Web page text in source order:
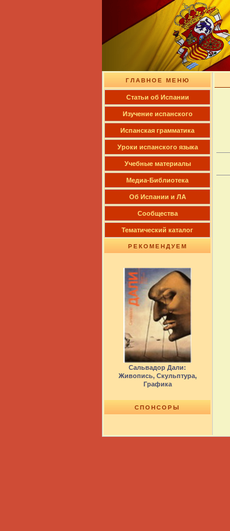
ГЛАВНОЕ МЕНЮ
Cтатьи об Испании
Изучение испанского
Испанская грамматика
Уроки испанского языка
Учебные материалы
Медиа-Библиотека
Об Испании и ЛА
Сообщества
Тематический каталог
РЕКОМЕНДУЕМ
Сальвадор Дали:
Живопись, Скульптура,
Графика
СПОНСОРЫ